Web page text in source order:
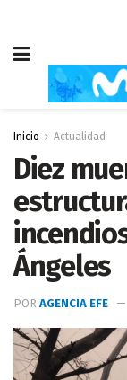
Inicio Actualidad
Diez
Ángeles
POR AGENCIA EFE